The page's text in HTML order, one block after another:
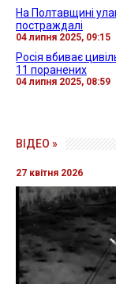
На Полтавщині
постраждалі
04 липня 2025, 09:15
Росія вбиває
11 поранених
04 липня 2025, 08:59
ВІДЕО »
27 квітня 2026